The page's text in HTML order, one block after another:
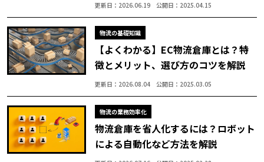
更新日：2026.06.19 公開日：2025.04.15
物流の基礎知識
【よくわかる】EC物流倉庫とは？特
徴とメリット、選び方のコツを解説
更新日：2026.08.04 公開日：2025.03.05
物流の業務効率化
物流倉庫を省人化するには？ロボット
による自動化など方法を解説